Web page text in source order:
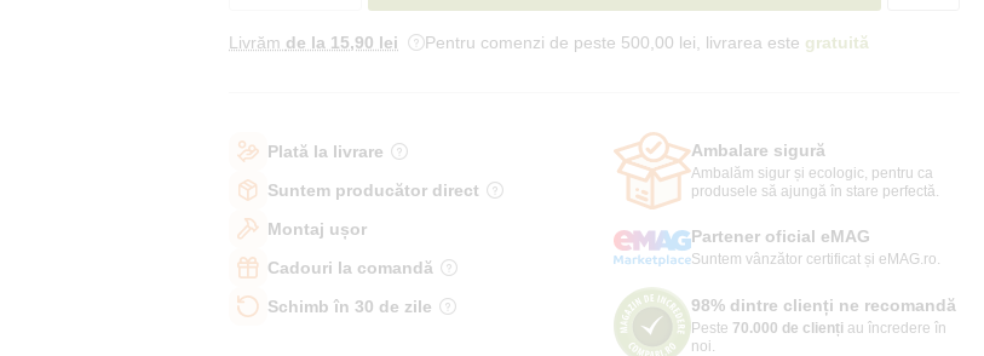
Livrăm de la 15,90 lei Pentru comenzi de peste 500,00 lei, livrarea este gratuită
Plată la livrare
Suntem producător direct
Montaj ușor
Cadouri la comandă
Schimb în 30 de zile
Ambalare sigură
Ambalăm sigur și ecologic, pentru ca
produsele să ajungă în stare perfectă.
Partener oficial eMAG
Suntem vânzător certificat și eMAG.ro.
98% dintre clienți ne recomandă
Peste 70.000 de clienți au încredere în
noi.